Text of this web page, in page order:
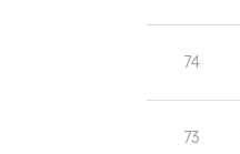
74
73